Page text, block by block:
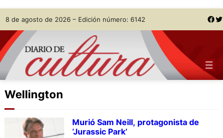
Skip
to
content
8 de agosto de 2026 – Edición número: 6142 Facebook Twitter
Wellington
Murió Sam Neill, protagonista de
‘Jurassic Park’